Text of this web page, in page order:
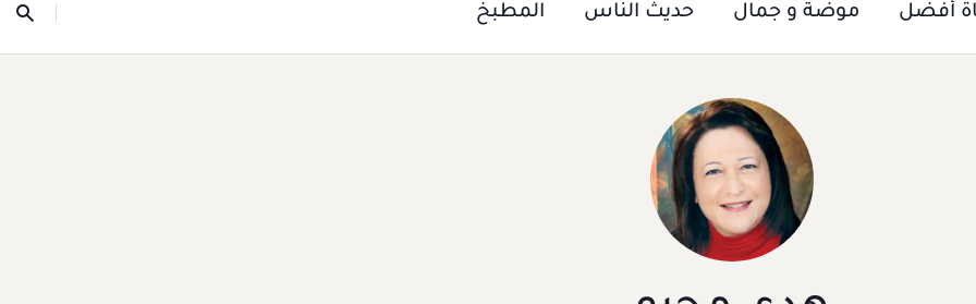
أفضل موضة و جمال حديث الناس المطبخ